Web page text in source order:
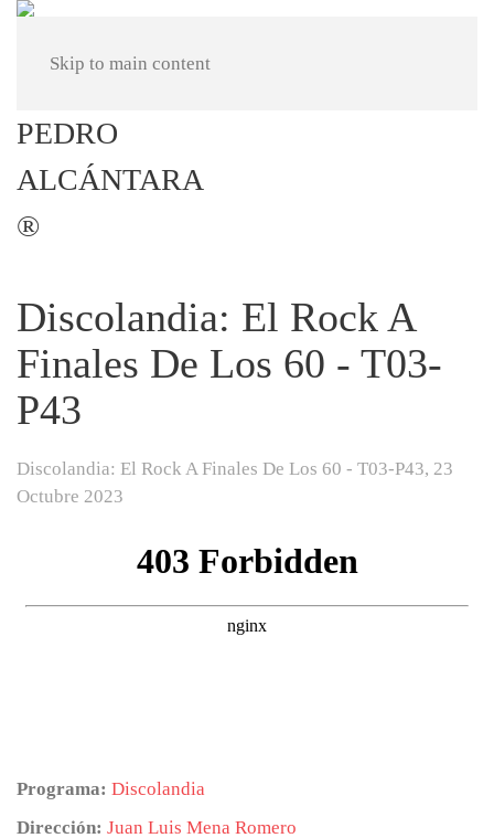
Skip to main content
Discolandia: El Rock A
Finales De Los 60 - T03-
P43
Discolandia: El Rock A Finales De Los 60 - T03-P43, 23
Octubre 2023
Programa: Discolandia
Dirección: Juan Luis Mena Romero